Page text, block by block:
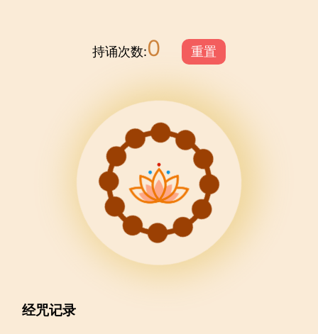
持诵次数:0 重置
经咒记录